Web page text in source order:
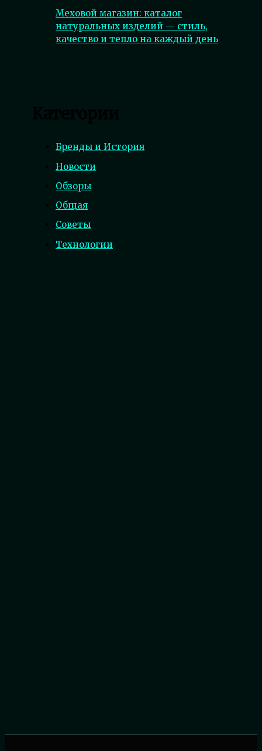
Меховой магазин: каталог
натуральных изделий — стиль,
качество и тепло на каждый день
Бренды и История
Новости
Обзоры
Общая
Советы
Технологии